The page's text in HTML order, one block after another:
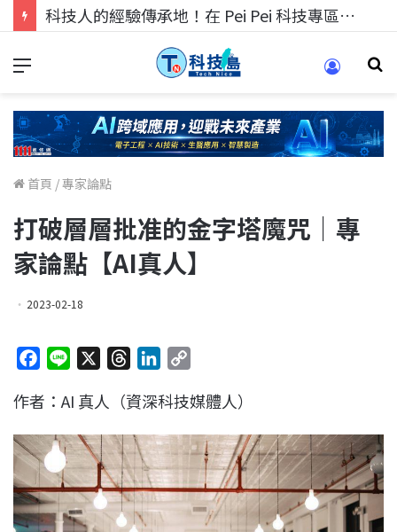
科技人的經驗傳承地！在 Pei Pei 科技專區，與學弟妹交流最硬核的技術
首頁 /專家論點
打破層層批准的金字塔魔咒｜專
家論點【AI真人】
2023-02-18
c
b
o
o
k
n
r
a
d
s
n
e
d
I
n
p
L
n
k
作者：AI 真人（資深科技媒體人）